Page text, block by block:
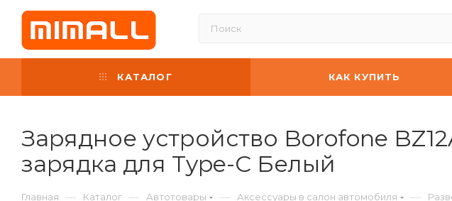
КАТАЛОГ КАК КУПИТЬ
Зарядное устройство Borofone
зарядка для Type-C Белый
Главная — Каталог — Автотовары — Аксессуары в салон автомобиля —